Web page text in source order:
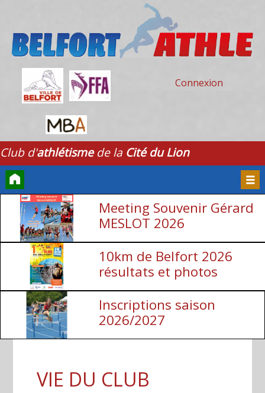
Connexion
Club d'athlétismede la Cité du Lion
Accueil
Meeting Souvenir Gérard
MESLOT 2026
10km de Belfort 2026
résultats et photos
Inscriptions saison
2026/2027
VIE DU CLUB